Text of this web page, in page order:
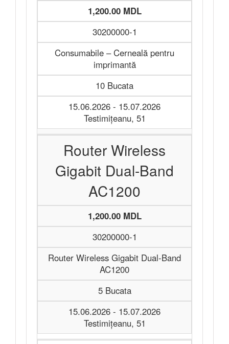
1,200.00 MDL
30200000-1
Consumabile – Cerneală pentru
imprimantă
10 Bucata
15.06.2026 - 15.07.2026
Testimițeanu, 51
Router Wireless
Gigabit Dual-Band
AC1200
1,200.00 MDL
30200000-1
Router Wireless Gigabit Dual-Band
AC1200
5 Bucata
15.06.2026 - 15.07.2026
Testimițeanu, 51